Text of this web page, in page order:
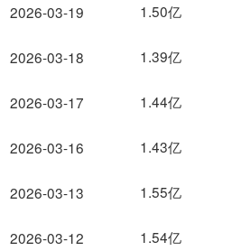
2026-03-19
2026-03-18
2026-03-17
2026-03-16
2026-03-13
2026-03-12
1.50亿
1.39亿
1.44亿
1.43亿
1.55亿
1.54亿